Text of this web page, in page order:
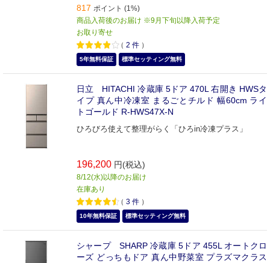
817 ポイント (1%)
商品入荷後のお届け ※9月下旬以降入荷予定
お取り寄せ
（ 2 件 ）
5年無料保証 標準セッティング無料
日立 HITACHI 冷蔵庫 5ドア 470L 右開き HWSタ
イプ 真ん中冷凍室 まるごとチルド 幅60cm ライ
トゴールド R-HWS47X-N
ひろびろ使えて整理がらく「ひろin冷凍プラス」
196,200 円(税込)
8/12(水)以降のお届け
在庫あり
（ 3 件 ）
10年無料保証 標準セッティング無料
シャープ SHARP 冷蔵庫 5ドア 455L オートクロ
ーズ どっちもドア 真ん中野菜室 プラズマクラス